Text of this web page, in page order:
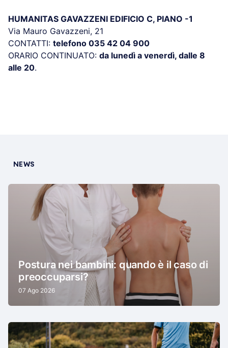
HUMANITAS GAVAZZENI EDIFICIO C, PIANO -1
Via Mauro Gavazzeni, 21
CONTATTI: telefono 035 42 04 900
ORARIO CONTINUATO: da lunedì a venerdì, dalle 8
alle 20.
NEWS
Postura nei bambini: quando è il caso di
preoccuparsi?
07 Ago 2026